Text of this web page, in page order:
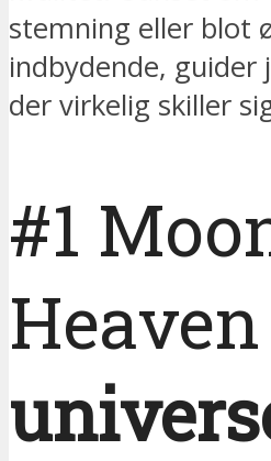
stemning eller blot
indbydende,
der virkelig skiller
#1